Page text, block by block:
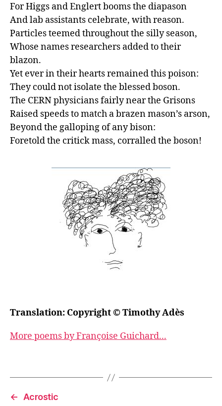
For Higgs and Englert booms the diapason
And lab assistants celebrate, with reason.
Particles teemed throughout the silly season,
Whose names researchers added to their
blazon.
Yet ever in their hearts remained this poison:
They could not isolate the blessed boson.
The CERN physicians fairly near the Grisons
Raised speeds to match a brazen mason’s arson,
Beyond the galloping of any bison:
Foretold the critick mass, corralled the boson!
Translation: Copyright © Timothy Adès
More poems by Françoise Guichard...
← Acrostic